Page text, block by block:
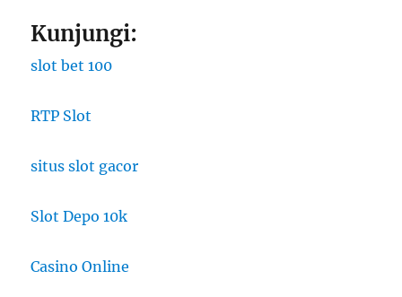
Kunjungi:
slot bet 100
RTP Slot
situs slot gacor
Slot Depo 10k
Casino Online